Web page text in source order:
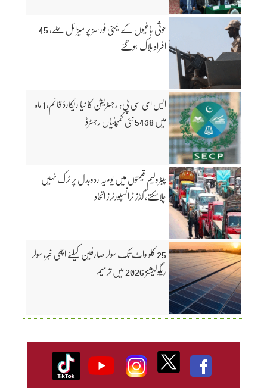
حوثی باغیوں کے یمنی فورسز پر میزائل حملے، 45
افراد ہلاک ہوگئے
ایس ای سی پی: رجسٹریشن کا نیا ریکارڈ قائم، 1 ماہ
میں 5438 نئی کمپنیاں رجسٹرڈ
پیٹرولیم قیمتوں میں یومیہ ردوبدل پر ٹرک نہیں
چلاسکتے، گڈز ٹرانسپورٹرز اتحاد
25 کلو واٹ تک سولر صارفین کیلئے اچھی خبر، سولر
ریگولیشنز 2026 میں ترمیم